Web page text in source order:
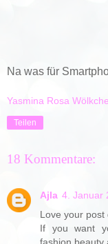
Na was für
Yasmina Rosa
Teilen
18 Kommentare:
Ajla 4. Januar
Love your post
If you want
fashion,beauty